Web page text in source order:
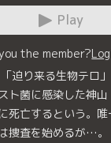
Play
the member?
迫り来る生物テロ
ト菌に感染した神
死亡するという。
捜査を始めるが…。